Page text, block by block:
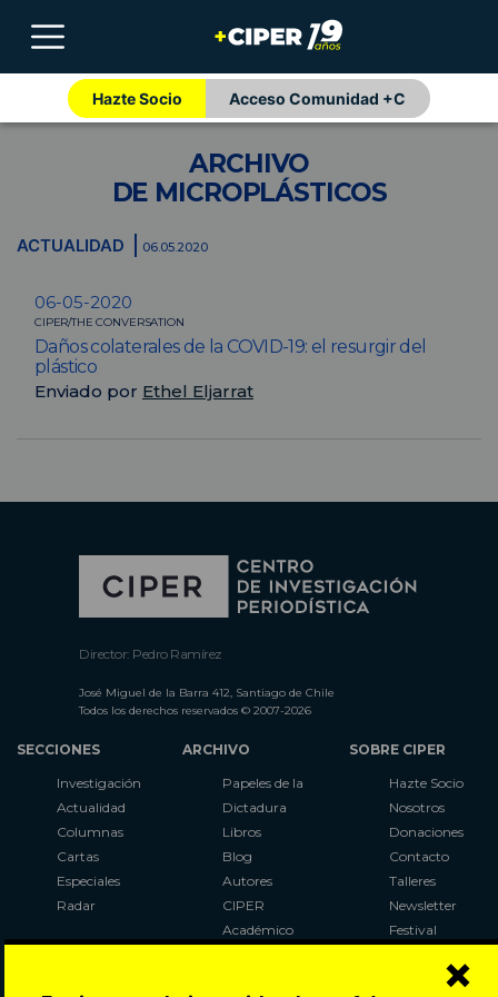
×
Hazte Socio Acceso Comunidad +C
ARCHIVO
DE MICROPLÁSTICOS
ACTUALIDAD 06.05.2020
06-05-2020
CIPER/THE CONVERSATION
Daños colaterales de la COVID-19: el resurgir del
plástico
Enviado por Ethel Eljarrat
Director: Pedro Ramírez
José Miguel de la Barra 412, Santiago de Chile
Todos los derechos reservados © 2007-2026
SECCIONES
Investigación
Actualidad
Columnas
Cartas
Especiales
Radar
ARCHIVO
Papeles de la
Dictadura
Libros
Blog
Autores
CIPER
Académico
SOBRE CIPER
Hazte Socio
Nosotros
Donaciones
Contacto
Talleres
Newsletter
Festival